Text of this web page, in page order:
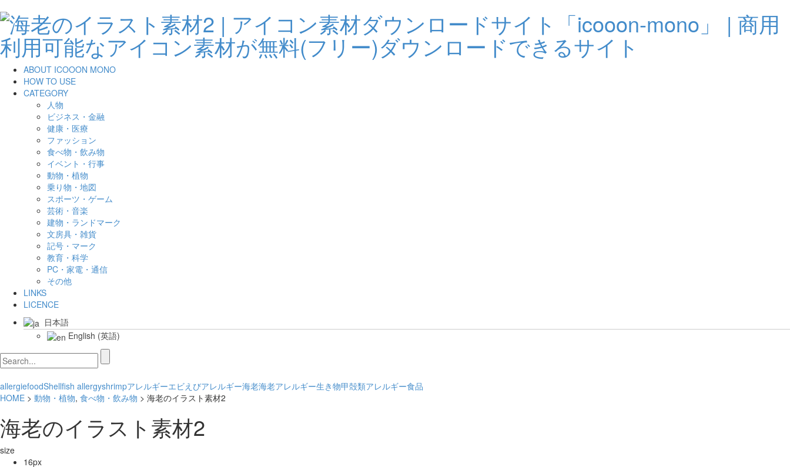
ABOUT ICOOON MONO
HOW TO USE
CATEGORY
人物
ビジネス・金融
健康・医療
ファッション
食べ物・飲み物
イベント・行事
動物・植物
乗り物・地図
スポーツ・ゲーム
芸術・音楽
建物・ランドマーク
文房具・雑貨
記号・マーク
教育・科学
PC・家電・通信
その他
LINKS
LICENCE
日本語
English (英語)
allergiefoodShellfish allergyshrimpアレルギーエビえびアレルギー海老海老アレルギー生き物甲殻類アレルギー食品
HOME > 動物・植物, 食べ物・飲み物 > 海老のイラスト素材2
海老のイラスト素材2
size
16px